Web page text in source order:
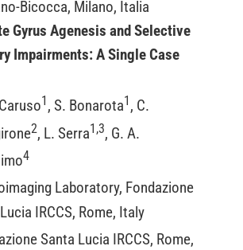
Bicocca, Milano, Italia
Gyrus Agenesis and Selective
Impairments: A Single Case
1 , S. Bonarota1 , C.
2, L. Serra1,3, G. A.
4
Laboratory, Fondazione
IRCCS, Rome, Italy
Santa Lucia IRCCS, Rome,